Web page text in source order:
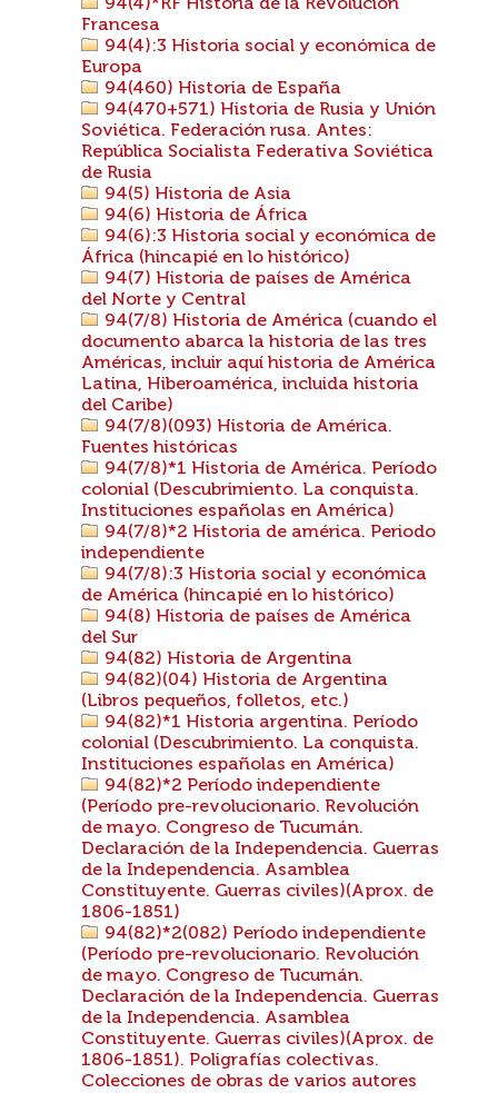
94(4)*RF Historia de la Revolución
Francesa
94(4):3 Historia social y económica de
Europa
94(460) Historia de España
94(470+571) Historia de Rusia y Unión
Soviética. Federación rusa. Antes:
República Socialista Federativa Soviética
de Rusia
94(5) Historia de Asia
94(6) Historia de África
94(6):3 Historia social y económica de
África (hincapié en lo histórico)
94(7) Historia de países de América
del Norte y Central
94(7/8) Historia de América (cuando el
documento abarca la historia de las tres
Américas, incluir aquí historia de América
Latina, Hiberoamérica, incluida historia
del Caribe)
94(7/8)(093) Historia de América.
Fuentes históricas
94(7/8)*1 Historia de América. Período
colonial (Descubrimiento. La conquista.
Instituciones españolas en América)
94(7/8)*2 Historia de américa. Periodo
independiente
94(7/8):3 Historia social y económica
de América (hincapié en lo histórico)
94(8) Historia de países de América
del Sur
94(82) Historia de Argentina
94(82)(04) Historia de Argentina
(Libros pequeños, folletos, etc.)
94(82)*1 Historia argentina. Período
colonial (Descubrimiento. La conquista.
Instituciones españolas en América)
94(82)*2 Período independiente
(Período pre-revolucionario. Revolución
de mayo. Congreso de Tucumán.
Declaración de la Independencia. Guerras
de la Independencia. Asamblea
Constituyente. Guerras civiles)(Aprox. de
1806-1851)
94(82)*2(082) Período independiente
(Período pre-revolucionario. Revolución
de mayo. Congreso de Tucumán.
Declaración de la Independencia. Guerras
de la Independencia. Asamblea
Constituyente. Guerras civiles)(Aprox. de
1806-1851). Poligrafías colectivas.
Colecciones de obras de varios autores